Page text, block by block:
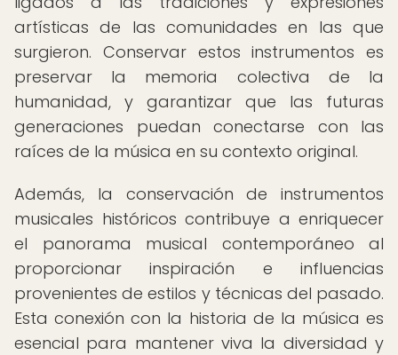
artísticas de las comunidades en las que
surgieron. Conservar estos instrumentos es
preservar la memoria colectiva de la
humanidad, y garantizar que las futuras
generaciones puedan conectarse con las
raíces de la música en su contexto original.
Además, la conservación de instrumentos
musicales históricos contribuye a enriquecer
el panorama musical contemporáneo al
proporcionar inspiración e influencias
provenientes de estilos y técnicas del pasado.
Esta conexión con la historia de la música es
esencial para mantener viva la diversidad y